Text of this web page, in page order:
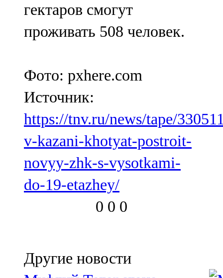
гектаров смогут
проживать 508 человек.
Фото: pxhere.com
Источник:
https://tnv.ru/news/tape/
v-kazani-khotyat-postroit-
novyy-zhk-s-vysotkami-
do-19-etazhey/
0 0 0
Другие новости